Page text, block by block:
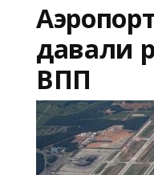
давали
ВПП